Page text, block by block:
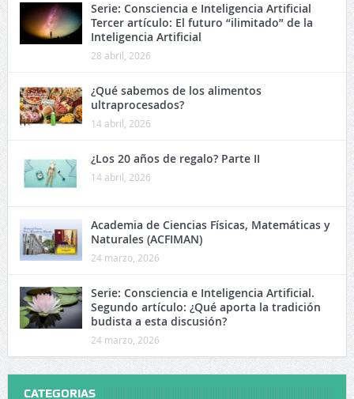
Serie: Consciencia e Inteligencia Artificial
Tercer artículo: El futuro “ilimitado” de la
Inteligencia Artificial
28 abril, 2026
¿Qué sabemos de los alimentos
ultraprocesados?
14 abril, 2026
¿Los 20 años de regalo? Parte II
14 abril, 2026
Academia de Ciencias Físicas, Matemáticas y
Naturales (ACFIMAN)
24 marzo, 2026
Serie: Consciencia e Inteligencia Artificial.
Segundo artículo: ¿Qué aporta la tradición
budista a esta discusión?
24 marzo, 2026
CATEGORIAS